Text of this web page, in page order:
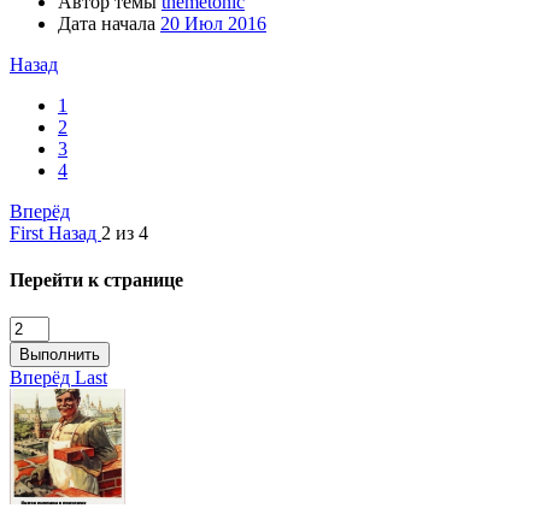
Дата начала 20 Июл 2016
Назад
1
2
3
4
Вперёд
First Назад 2 из 4
Перейти к странице
Выполнить
Вперёд Last